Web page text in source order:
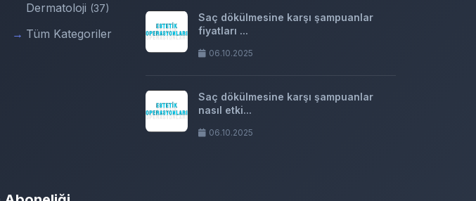
Dermatoloji (37)
Tüm Kategoriler
Saç dökülmesine karşı şampuanlar
fiyatları ...
06.10.2025
Saç dökülmesine karşı şampuanlar
nasıl etki...
06.10.2025